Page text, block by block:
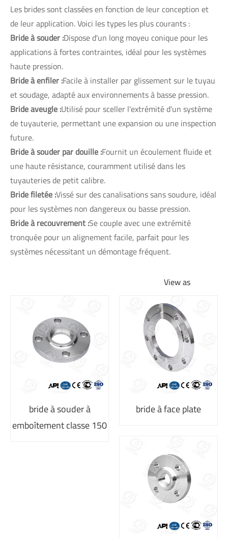
Les brides sont classées en fonction de leur conception et
de leur application. Voici les types les plus courants :
Bride à souder :Dispose d'un long moyeu conique pour les
applications à fortes contraintes, idéal pour les systèmes
haute pression.
Bride à enfiler :Facile à installer par glissement sur le tuyau
et soudage, adapté aux environnements à basse pression.
Bride aveugle :Utilisé pour sceller l'extrémité d'un système
de tuyauterie, permettant une expansion ou une inspection
future.
Bride à souder par douille :Fournit un écoulement fluide et
une haute résistance, couramment utilisé dans les
tuyauteries de petit calibre.
Bride filetée :Vissé sur des canalisations sans soudure, idéal
pour les systèmes non dangereux ou basse pression.
Bride à recouvrement :Se couple avec une extrémité
tronquée pour un alignement facile, parfait pour les
systèmes nécessitant un démontage fréquent.
View as
bride à souder à
emboîtement classe 150
bride à face plate